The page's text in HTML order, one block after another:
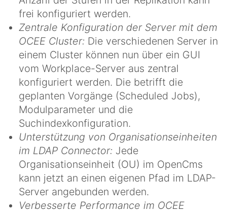
frei konfiguriert werden.
Zentrale Konfiguration der Server mit dem
OCEE Cluster: Die verschiedenen Server in
einem Cluster können nun über ein GUI
vom Workplace-Server aus zentral
konfiguriert werden. Die betrifft die
geplanten Vorgänge (Scheduled Jobs),
Modulparameter und die
Suchindexkonfiguration.
Unterstützung von Organisationseinheiten
im LDAP Connector: Jede
Organisationseinheit (OU) im OpenCms
kann jetzt an einen eigenen Pfad im LDAP-
Server angebunden werden.
Verbesserte Performance im OCEE